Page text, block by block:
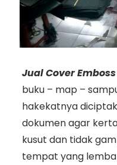
Jual Cover
buku – map –
hakekatnya
dokumen agar
kusut dan tidak
tempat yang